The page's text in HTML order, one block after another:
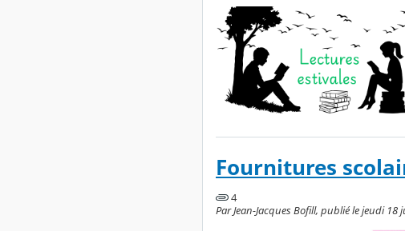
Fournitures
4
Par Jean-Jacques Bofill, publié le jeudi